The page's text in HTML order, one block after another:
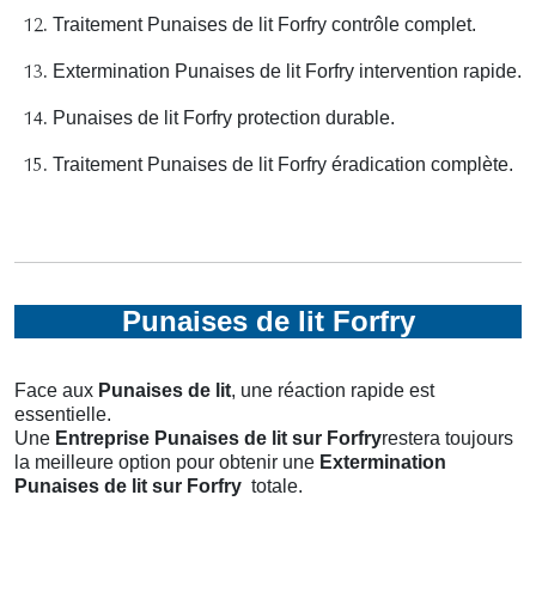
Traitement Punaises de lit Forfry contrôle complet.
Extermination Punaises de lit Forfry intervention rapide.
Punaises de lit Forfry protection durable.
Traitement Punaises de lit Forfry éradication complète.
Punaises de lit Forfry
Face aux Punaises de lit, une réaction rapide est
essentielle.
Une Entreprise Punaises de lit sur Forfryrestera toujours
la meilleure option pour obtenir une Extermination
Punaises de lit sur Forfry totale.